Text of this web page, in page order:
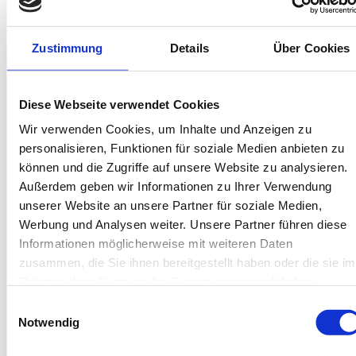
Zustimmung Details Über Cookies
Diese Webseite verwendet Cookies
Wir verwenden Cookies, um Inhalte und Anzeigen zu
personalisieren, Funktionen für soziale Medien anbieten zu
können und die Zugriffe auf unsere Website zu analysieren.
Außerdem geben wir Informationen zu Ihrer Verwendung
unserer Website an unsere Partner für soziale Medien,
Werbung und Analysen weiter. Unsere Partner führen diese
Informationen möglicherweise mit weiteren Daten
zusammen, die Sie ihnen bereitgestellt haben oder die sie im
Notwendig
Best-Preis-Garantie für Ihren Urlaub
Kartenzahlung möglich
Endreinigung inklusive
Wäschepakete inklusive
Anton-Günther-Straße 4, 26486 Wangerooge
Objekt-Nr.: 260011
Diese Unterkunft teilen: